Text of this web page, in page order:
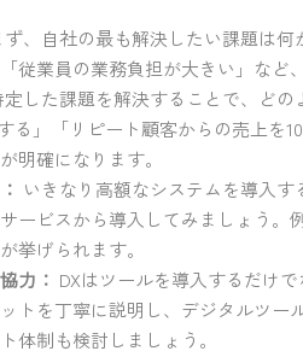
ず、自社の最も解決したい課題は
従業員の業務負担が大きい」など
定した課題を解決することで、ど
る」「リピート顧客からの売上を
明確になります。
いきなり高額なシステムを導入
ービスから導入してみましょう
挙げられます。
力： DXはツールを導入するだけ
トを丁寧に説明し、デジタルツ
体制も検討しましょう。